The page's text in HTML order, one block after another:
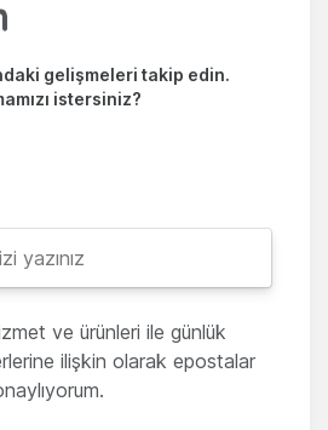
gelişmeleri takip edin.
istersiniz?
ve ürünleri ile günlük
ilişkin olarak epostalar